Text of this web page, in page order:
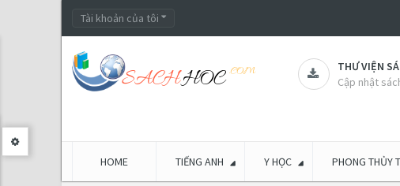
Tài khoản của tôi
THƯ VIỆN
Cập nhật
HOME TIẾNG ANH Y HỌC PHONG THỦY